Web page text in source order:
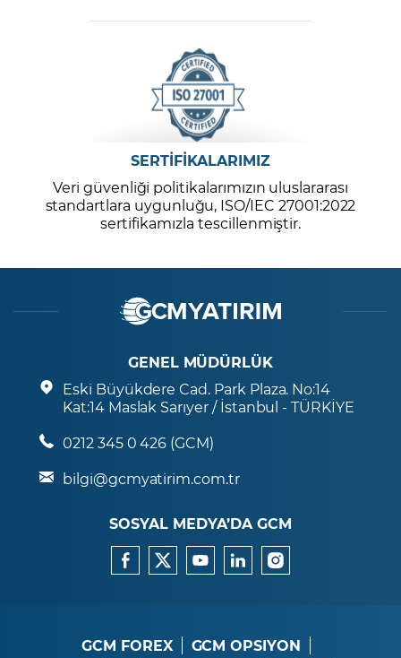
SERTİFİKALARIMIZ
Veri güvenliği politikalarımızın uluslararası
standartlara uygunluğu, ISO/IEC 27001:2022
sertifikamızla tescillenmiştir.
GENEL MÜDÜRLÜK
Eski Büyükdere Cad. Park Plaza. No:14
Kat:14 Maslak Sarıyer / İstanbul - TÜRKİYE
0212 345 0 426 (GCM)
bilgi@gcmyatirim.com.tr
SOSYAL MEDYA’DA GCM
GCM FOREX
GCM OPSIYON